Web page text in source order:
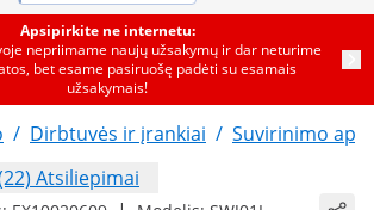
Apsipirkite ne internetu:
nepriimame naujų užsakymų ir dar neturime
bet esame pasiruošę padėti su esamais
užsakymais!
/ Dirbtuvės ir įrankiai / Suvirinimo
Atsiliepimai